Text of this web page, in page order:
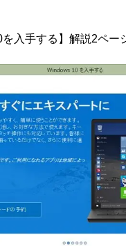
を入手する】解説2ペー